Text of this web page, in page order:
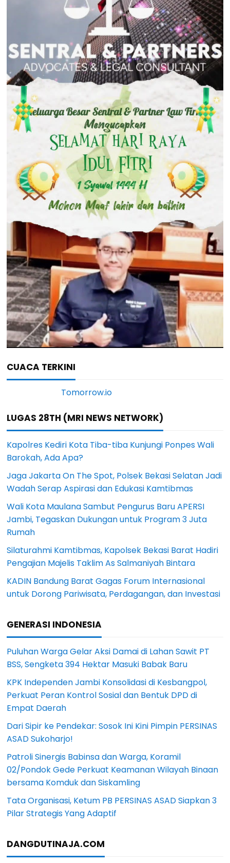
CUACA TERKINI
LUGAS 28TH (MRI NEWS NETWORK)
Kapolres Kediri Kota Tiba-tiba Kunjungi Ponpes Wali
Barokah, Ada Apa?
Jaga Jakarta On The Spot, Polsek Bekasi Selatan Jadi
Wadah Serap Aspirasi dan Edukasi Kamtibmas
Wali Kota Maulana Sambut Pengurus Baru APERSI
Jambi, Tegaskan Dukungan untuk Program 3 Juta
Rumah
Silaturahmi Kamtibmas, Kapolsek Bekasi Barat Hadiri
Pengajian Majelis Taklim As Salmaniyah Bintara
KADIN Bandung Barat Gagas Forum Internasional
untuk Dorong Pariwisata, Perdagangan, dan Investasi
GENERASI INDONESIA
Puluhan Warga Gelar Aksi Damai di Lahan Sawit PT
BSS, Sengketa 394 Hektar Masuki Babak Baru
KPK Independen Jambi Konsolidasi di Kesbangpol,
Perkuat Peran Kontrol Sosial dan Bentuk DPD di
Empat Daerah
Dari Sipir ke Pendekar: Sosok Ini Kini Pimpin PERSINAS
ASAD Sukoharjo!
Patroli Sinergis Babinsa dan Warga, Koramil
02/Pondok Gede Perkuat Keamanan Wilayah Binaan
bersama Komduk dan Siskamling
Tata Organisasi, Ketum PB PERSINAS ASAD Siapkan 3
Pilar Strategis Yang Adaptif
DANGDUTINAJA.COM